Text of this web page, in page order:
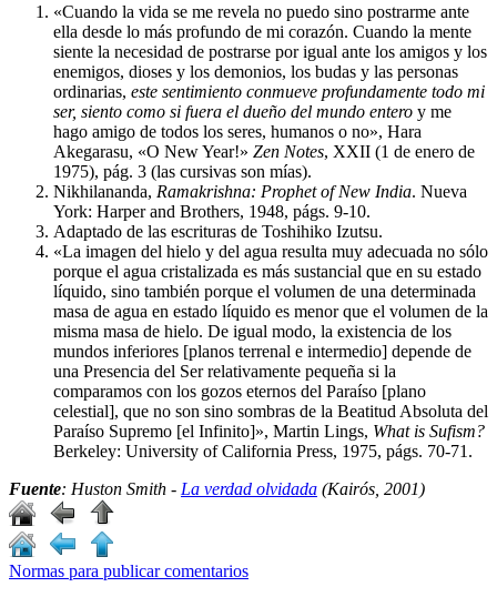
«Cuando la vida se me revela no puedo sino postrarme ante
ella desde lo más profundo de mi corazón. Cuando la mente
siente la necesidad de postrarse por igual ante los amigos y los
enemigos, dioses y los demonios, los budas y las personas
ordinarias, este sentimiento conmueve profundamente todo mi
ser, siento como si fuera el dueño del mundo entero y me
hago amigo de todos los seres, humanos o no», Hara
Akegarasu, «O New Year!» Zen Notes, XXII (1 de enero de
1975), pág. 3 (las cursivas son mías).
Nikhilananda, Ramakrishna: Prophet of New India. Nueva
York: Harper and Brothers, 1948, págs. 9-10.
Adaptado de las escrituras de Toshihiko Izutsu.
«La imagen del hielo y del agua resulta muy adecuada no sólo
porque el agua cristalizada es más sustancial que en su estado
líquido, sino también porque el volumen de una determinada
masa de agua en estado líquido es menor que el volumen de la
misma masa de hielo. De igual modo, la existencia de los
mundos inferiores [planos terrenal e intermedio] depende de
una Presencia del Ser relativamente pequeña si la
comparamos con los gozos eternos del Paraíso [plano
celestial], que no son sino sombras de la Beatitud Absoluta del
Paraíso Supremo [el Infinito]», Martin Lings, What is Sufism?
Berkeley: University of California Press, 1975, págs. 70-71.
Fuente: Huston Smith - La verdad olvidada (Kairós, 2001)
Normas para publicar comentarios